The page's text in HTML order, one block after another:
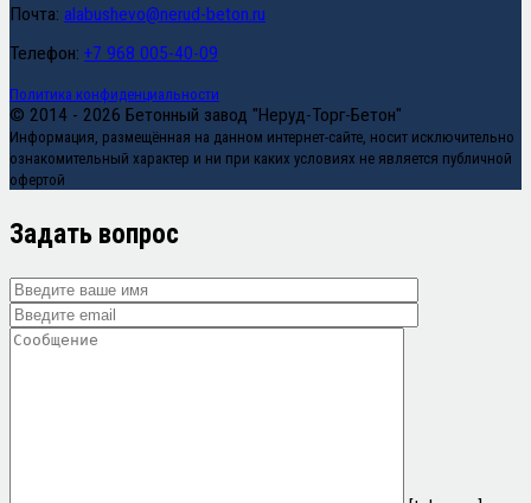
Почта: alabushevo@nerud-beton.ru
Телефон: +7 968 005-40-09
Политика конфиденциальности
© 2014 - 2026 Бетонный завод "Неруд-Торг-Бетон"
Информация, размещённая на данном интернет-сайте, носит исключительно
ознакомительный характер и ни при каких условиях не является публичной
офертой
Задать вопрос